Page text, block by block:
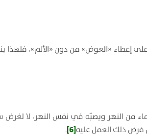
على إعطاء «العوض» من دون «الألم»،
من النهر ويصبّه في نفس النهر، لا لغرض
فرض ذلك العمل عليه[6]
.